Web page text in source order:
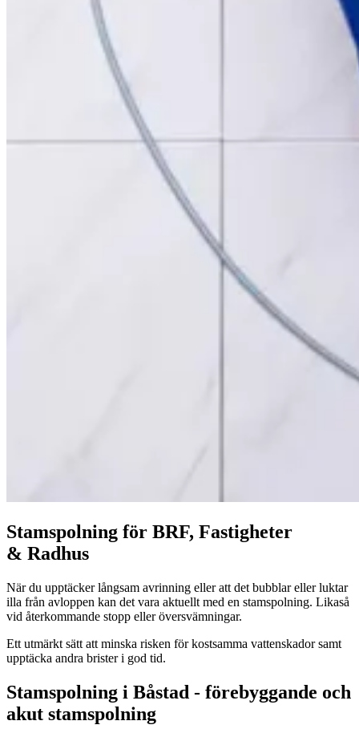
Stam­spol­ning för BRF, Fastigheter
& Radhus
När du upp­täck­er långsam avrin­ning eller att det bub­blar eller luk­tar
illa från avlop­pen kan det vara aktuellt med en stam­spol­ning. Likaså
vid återkom­mande stopp eller översvämningar.
Ett utmärkt sätt att min­s­ka risken för kost­sam­ma vat­ten­skador samt
upp­täc­ka andra bris­ter i god tid.
Stamspolning i Båstad - förebyggande och
akut stamspolning